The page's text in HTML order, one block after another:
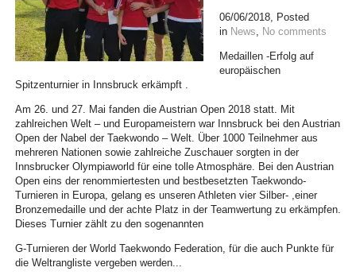
06/06/2018, Posted
in News, No comments
Medaillen -Erfolg auf
europäischen
Spitzenturnier in Innsbruck erkämpft .
Am 26. und 27. Mai fanden die Austrian Open 2018 statt. Mit
zahlreichen Welt – und Europameistern war Innsbruck bei den Austrian
Open der Nabel der Taekwondo – Welt. Über 1000 Teilnehmer aus
mehreren Nationen sowie zahlreiche Zuschauer sorgten in der
Innsbrucker Olympiaworld für eine tolle Atmosphäre. Bei den Austrian
Open eins der renommiertesten und bestbesetzten Taekwondo-
Turnieren in Europa, gelang es unseren Athleten vier Silber- ,einer
Bronzemedaille und der achte Platz in der Teamwertung zu erkämpfen.
Dieses Turnier zählt zu den sogenannten
G-Turnieren der World Taekwondo Federation, für die auch Punkte für
die Weltrangliste vergeben werden...